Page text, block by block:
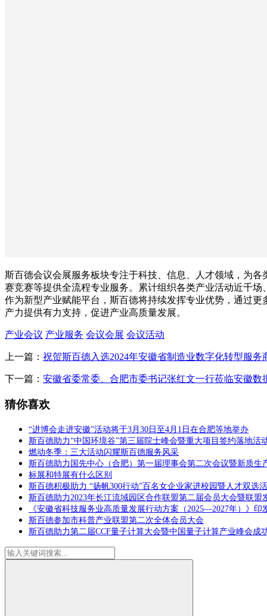
斯百德会议会展服务板块专注于科技、信息、人才领域，为
赛竞赛等提供全流程专业服务。累计组织各类产业活动近千
作为新型产业赋能平台，斯百德将持续发挥专业优势，通过更
产力提供有力支持，促进产业高质量发展。
产业会议 产业服务 会议会展 会议活动
上一篇： 祝贺斯百德入选2024年安徽省制造业数字化转型服务
下一篇： 安徽省委常委、合肥市委书记张红文一行莅临安徽数
猜你喜欢
“进博会走进安徽”活动将于3月30日至4月1日在合肥等地举办
斯百德助力“中国环境谷”第三届院士峰会暨重大项目签约落地活
燃动冬季：三大活动闪耀斯百德服务风采
斯百德助力国先中心（合肥）第一届理事会第二次会议暨新质生
标展和特展有什么区别
斯百德积极助力 “扬帆300行动”百名女企业家进校园暨人才双选
斯百德助力2023年长江流域园区合作联盟第二届会员大会暨联盟
《安徽省科技服务业高质量发展行动方案（2025—2027年）》印
斯百德参加市科普产业联盟第二次全体会员大会
斯百德助力第二届CCF量子计算大会暨中国量子计算产业峰会成